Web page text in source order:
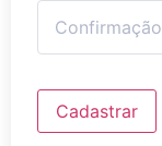
Cadastrar